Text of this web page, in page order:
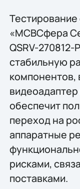
«МСВСфера
QSRV-
стабильную
компонентов,
обеспечит
переход на
аппаратные
рисками,
поставками.